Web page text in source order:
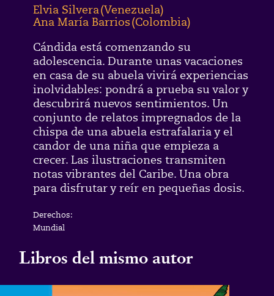
Elvia Silvera(Venezuela)
Ana María Barrios(Colombia)
Cándida está comenzando su
adolescencia. Durante unas vacaciones
en casa de su abuela vivirá experiencias
inolvidables: pondrá a prueba su valor y
descubrirá nuevos sentimientos. Un
conjunto de relatos impregnados de la
chispa de una abuela estrafalaria y el
candor de una niña que empieza a
crecer. Las ilustraciones transmiten
notas vibrantes del Caribe. Una obra
para disfrutar y reír en pequeñas dosis.
Derechos:
Mundial
Libros del mismo autor